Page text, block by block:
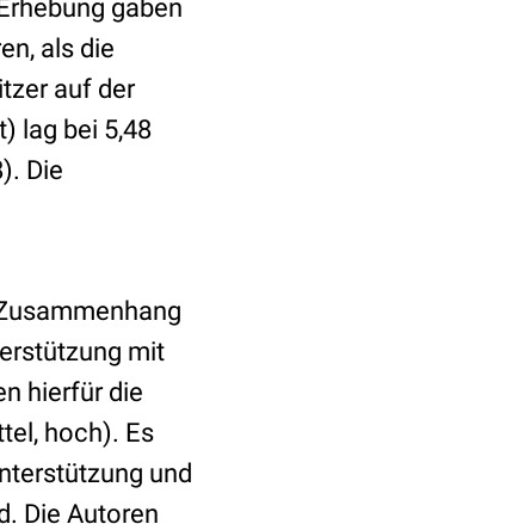
gaben
als die
auf der
lag bei 5,48
Die
mit
hierfür die
hoch). Es
und
Die Autoren